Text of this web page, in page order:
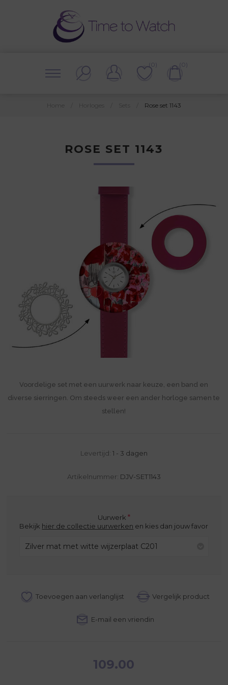
(0) (0)
Rose set 1143
ROSE SET 1143
Voordelige set met een uurwerk naar keuze, een band en
diverse sierringen. Om steeds weer een ander horloge samen te
stellen!
Levertijd: 1 - 3 dagen
Artikelnummer: DJV-SET1143
Uurwerk *
Bekijk hier de collectie uurwerken en kies dan jouw favoriete
Zilver mat met witte wijzerplaat C201
109.00